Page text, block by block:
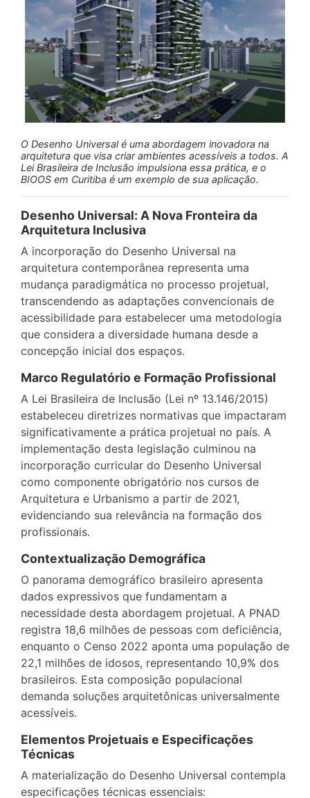
O Desenho Universal é uma abordagem inovadora na
arquitetura que visa criar ambientes acessíveis a todos. A
Lei Brasileira de Inclusão impulsiona essa prática, e o
BIOOS em Curitiba é um exemplo de sua aplicação.
Desenho Universal: A Nova Fronteira da
Arquitetura Inclusiva
A incorporação do Desenho Universal na
arquitetura contemporânea representa uma
mudança paradigmática no processo projetual,
transcendendo as adaptações convencionais de
acessibilidade para estabelecer uma metodologia
que considera a diversidade humana desde a
concepção inicial dos espaços.
Marco Regulatório e Formação Profissional
A Lei Brasileira de Inclusão (Lei nº 13.146/2015)
estabeleceu diretrizes normativas que impactaram
significativamente a prática projetual no país. A
implementação desta legislação culminou na
incorporação curricular do Desenho Universal
como componente obrigatório nos cursos de
Arquitetura e Urbanismo a partir de 2021,
evidenciando sua relevância na formação dos
profissionais.
Contextualização Demográfica
O panorama demográfico brasileiro apresenta
dados expressivos que fundamentam a
necessidade desta abordagem projetual. A PNAD
registra 18,6 milhões de pessoas com deficiência,
enquanto o Censo 2022 aponta uma população de
22,1 milhões de idosos, representando 10,9% dos
brasileiros. Esta composição populacional
demanda soluções arquitetônicas universalmente
acessíveis.
Elementos Projetuais e Especificações
Técnicas
A materialização do Desenho Universal contempla
especificações técnicas essenciais: